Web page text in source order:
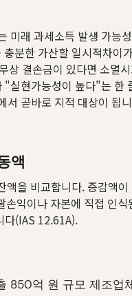
미래 과세소득 발생 가능
분한 가산할 일시적차이
상 결손금이 있다면 소멸
"실현가능성이 높다"는 한
서 곧바로 지적 대상이 됩
액
을 비교합니다. 증감액
익이나 자본에 직접 인
다(IAS 12.61A).
850억 원 규모 제조업